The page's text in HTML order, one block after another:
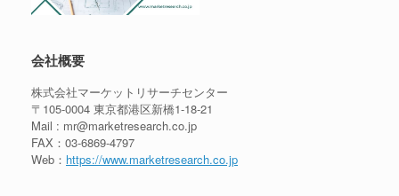
会社概要
株式会社マーケットリサーチセンター
〒105-0004 東京都港区新橋1-18-21
Mail : mr@marketresearch.co.jp
FAX：03-6869-4797
Web： https://www.marketresearch.co.jp